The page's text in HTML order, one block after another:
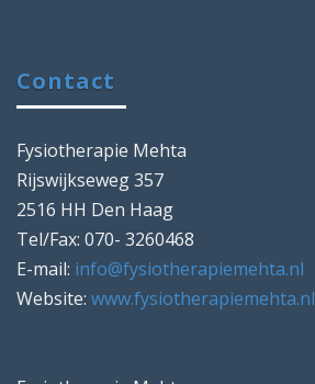
Contact
Fysiotherapie Mehta
Rijswijkseweg 357
2516 HH Den Haag
Tel/Fax: 070- 3260468
E-mail: info@fysiotherapiemehta.nl
Website: www.fysiotherapiemehta.nl